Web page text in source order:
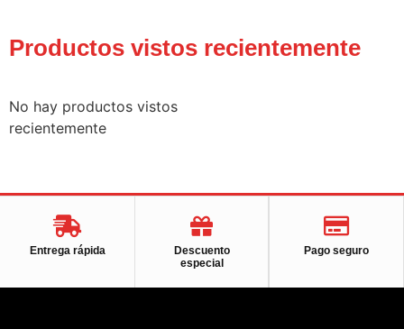
Productos vistos recientemente
No hay productos vistos
recientemente
Entrega rápida
Descuento
especial
Pago seguro